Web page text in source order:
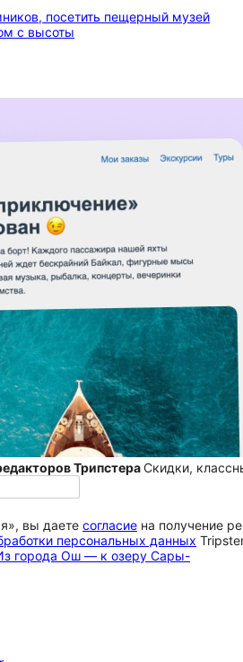
посетить пещерный музей
с высоты
ТрипстераСкидки,
вы даете согласие на получение
персональных данных